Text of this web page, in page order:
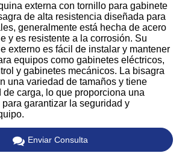
externa con tornillo para gabinete
de alta resistencia diseñada para
generalmente está hecha de acero
y es resistente a la corrosión. Su
externo es fácil de instalar y mantener
equipos como gabinetes eléctricos,
y gabinetes mecánicos. La bisagra
una variedad de tamaños y tiene
de carga, lo que proporciona una
garantizar la seguridad y
Enviar Consulta